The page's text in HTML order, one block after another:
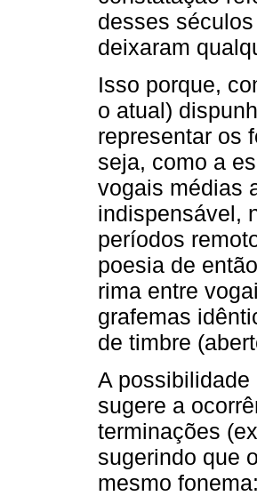
desses
deixaram
Isso porque,
o atual)
representar os
seja, como a
vogais médias
indispensável,
períodos
poesia de
rima entre
grafemas
de timbre
A
sugere a
terminações
sugerindo que
mesmo